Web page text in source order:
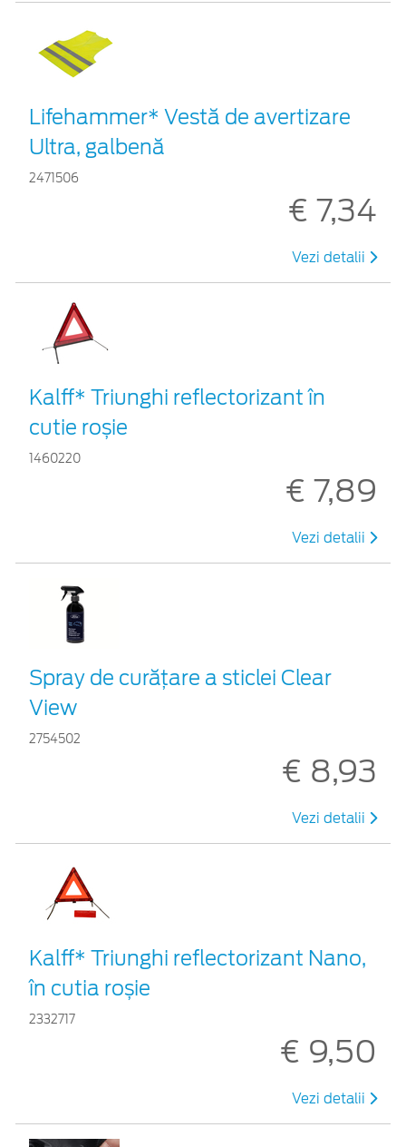
Lifehammer* Vestă de avertizare
Ultra, galbenă
2471506
€ 7,34
Vezi detalii
Kalff* Triunghi reflectorizant în
cutie roșie
1460220
€ 7,89
Vezi detalii
Spray de curățare a sticlei Clear
View
2754502
€ 8,93
Vezi detalii
Kalff* Triunghi reflectorizant Nano,
în cutia roșie
2332717
€ 9,50
Vezi detalii